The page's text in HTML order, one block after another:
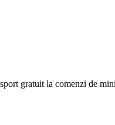
gratuit la comenzi de